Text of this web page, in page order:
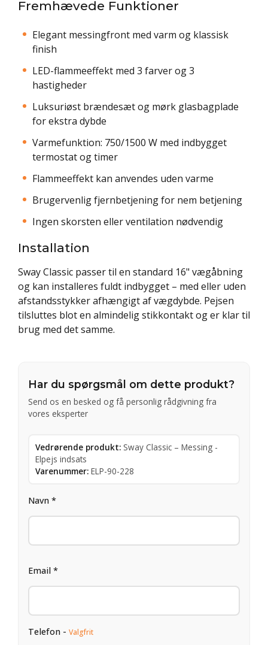
Fremhævede Funktioner
Elegant messingfront med varm og klassisk
finish
LED-flammeeffekt med 3 farver og 3
hastigheder
Luksuriøst brændesæt og mørk glasbagplade
for ekstra dybde
Varmefunktion: 750/1500 W med indbygget
termostat og timer
Flammeeffekt kan anvendes uden varme
Brugervenlig fjernbetjening for nem betjening
Ingen skorsten eller ventilation nødvendig
Installation
Sway Classic passer til en standard 16" vægåbning
og kan installeres fuldt indbygget – med eller uden
afstandsstykker afhængigt af vægdybde. Pejsen
tilsluttes blot en almindelig stikkontakt og er klar til
brug med det samme.
Har du spørgsmål om dette produkt?
Send os en besked og få personlig rådgivning fra
vores eksperter
Vedrørende produkt: Sway Classic – Messing -
Elpejs indsats
Varenummer: ELP-90-228
Navn *
Email *
Telefon - Valgfrit